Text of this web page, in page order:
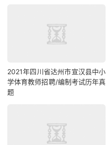
2021年四川省达州市宣汉县中小
学体育教师招聘/编制考试历年真
题